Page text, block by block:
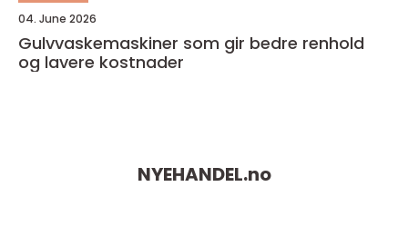
04. June 2026
Gulvvaskemaskiner som gir bedre renhold
og lavere kostnader
NYEHANDEL.no